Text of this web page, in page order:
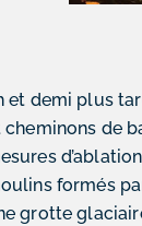
et demi plus
cheminons de
formés
grotte